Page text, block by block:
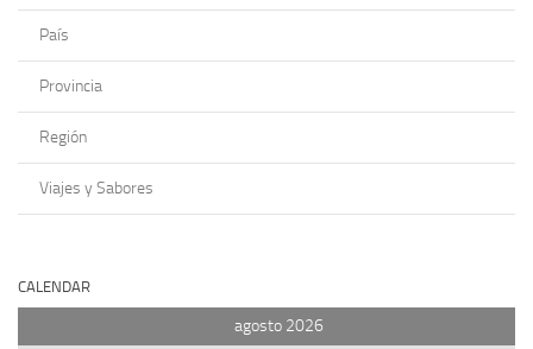
País
Provincia
Región
Viajes y Sabores
CALENDAR
agosto 2026